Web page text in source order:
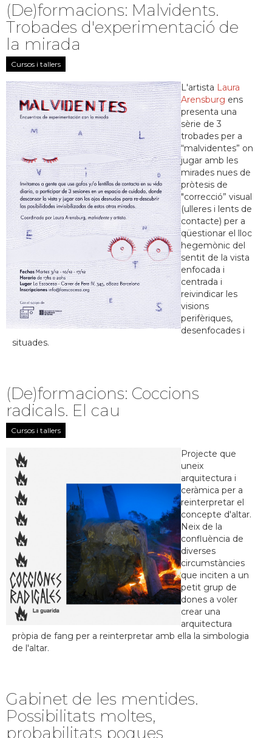
(De)formacions: Malvidents.
Trobades d'experimentació de
la mirada
Cursos i tallers
L'artista Laura
Arensburg ens
presenta una
sèrie de 3
trobades per a
“malvidentes” on
jugar amb les
mirades nues de
pròtesis de
"correcció” visual
(ulleres i lents de
contacte) per a
qüestionar el lloc
hegemònic del
sentit de la vista
enfocada i
centrada i
reivindicar les
visions
perifèriques,
desenfocades i
situades.
(De)formacions: Coccions
radicals. El cau
Cursos i tallers
Projecte que
uneix
arquitectura i
ceràmica per a
reinterpretar el
concepte d'altar.
Neix de la
confluència de
diverses
circumstàncies
que inciten a un
petit grup de
dones a voler
crear una
arquitectura
pròpia de fang per a reinterpretar amb ella la simbologia
de l'altar.
Gabinet de les mentides.
Possibilitats moltes,
probabilitats poques